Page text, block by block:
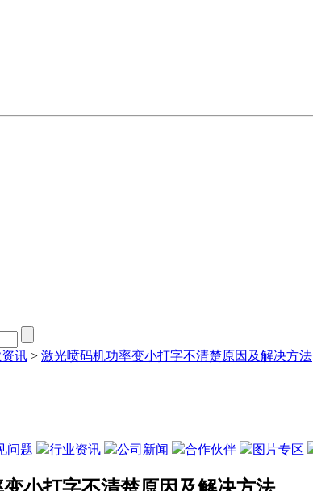
讯 > 激光喷码机功率变小打字不清楚原因及解决方法
问题 行业资讯 公司新闻 合作伙伴 图片专区